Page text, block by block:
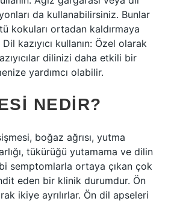
da kullanabilirsiniz. Bunlar
kokuları ortadan kaldırmaya
kazıyıcı kullanın: Özel olarak
dilinizi daha etkili bir
yardımcı olabilir.
NEDIR?
boğaz ağrısı, yutma
tükürüğü yutamama ve dilin
semptomlarla ortaya çıkan çok
eden bir klinik durumdur. Ön
ikiye ayrılırlar. Ön dil apseleri